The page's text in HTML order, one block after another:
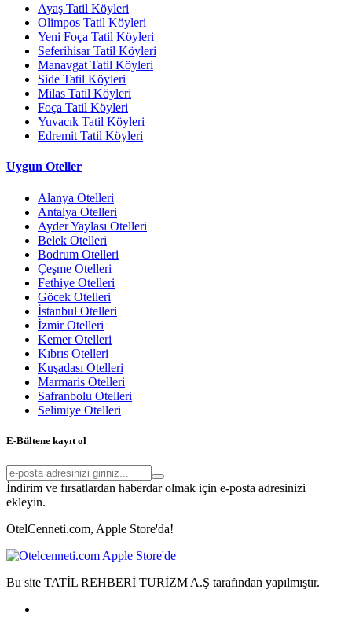
Ayaş Tatil Köyleri
Olimpos Tatil Köyleri
Yeni Foça Tatil Köyleri
Seferihisar Tatil Köyleri
Manavgat Tatil Köyleri
Side Tatil Köyleri
Milas Tatil Köyleri
Foça Tatil Köyleri
Yuvacık Tatil Köyleri
Edremit Tatil Köyleri
Uygun Oteller
Alanya Otelleri
Antalya Otelleri
Ayder Yaylası Otelleri
Belek Otelleri
Bodrum Otelleri
Çeşme Otelleri
Fethiye Otelleri
Göcek Otelleri
İstanbul Otelleri
İzmir Otelleri
Kemer Otelleri
Kıbrıs Otelleri
Kuşadası Otelleri
Marmaris Otelleri
Safranbolu Otelleri
Selimiye Otelleri
E-Bültene kayıt ol
İndirim ve fırsatlardan haberdar olmak için e-posta adresinizi
ekleyin.
OtelCenneti.com, Apple Store'da!
Bu site TATİL REHBERİ TURİZM A.Ş tarafından yapılmıştır.